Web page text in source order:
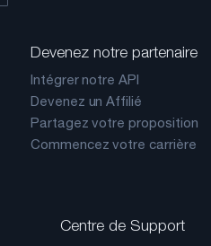
Devenez notre partenaire
Intégrer notre API
Devenez un Affilié
Partagez votre proposition
Commencez votre carrière
Centre de Support